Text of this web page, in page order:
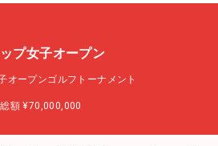
プ女子オープン
オープンゴルフトーナメント
額 ¥70,000,000